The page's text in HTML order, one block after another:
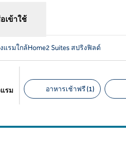
เข้าใช้
แรมใกล้Home2 Suites สปริงฟิลด์
แรม อาหารเช้าฟรี (1)